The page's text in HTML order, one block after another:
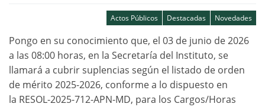
Actos Públicos Destacadas Novedades
Pongo en su conocimiento que, el 03 de junio de 2026
a las 08:00 horas, en la Secretaría del Instituto, se
llamará a cubrir suplencias según el listado de orden
de mérito 2025-2026, conforme a lo dispuesto en
la RESOL-2025-712-APN-MD, para los Cargos/Horas